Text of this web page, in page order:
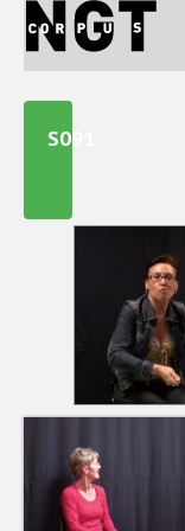
Jump
navigation
topS091